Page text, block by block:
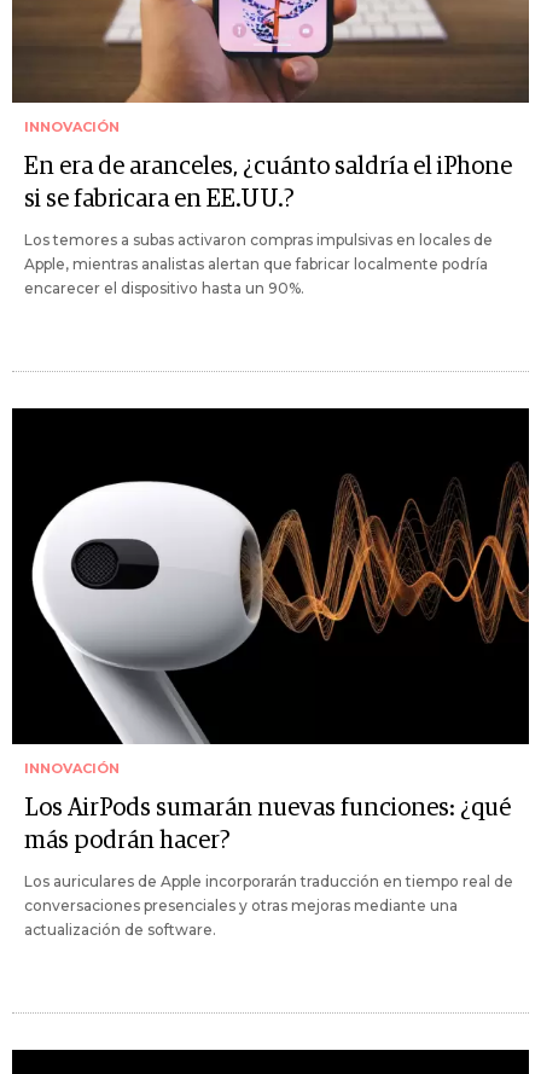
INNOVACIÓN
En era de aranceles, ¿cuánto saldría el iPhone
si se fabricara en EE.UU.?
Los temores a subas activaron compras impulsivas en locales de
Apple, mientras analistas alertan que fabricar localmente podría
encarecer el dispositivo hasta un 90%.
INNOVACIÓN
Los AirPods sumarán nuevas funciones: ¿qué
más podrán hacer?
Los auriculares de Apple incorporarán traducción en tiempo real de
conversaciones presenciales y otras mejoras mediante una
actualización de software.